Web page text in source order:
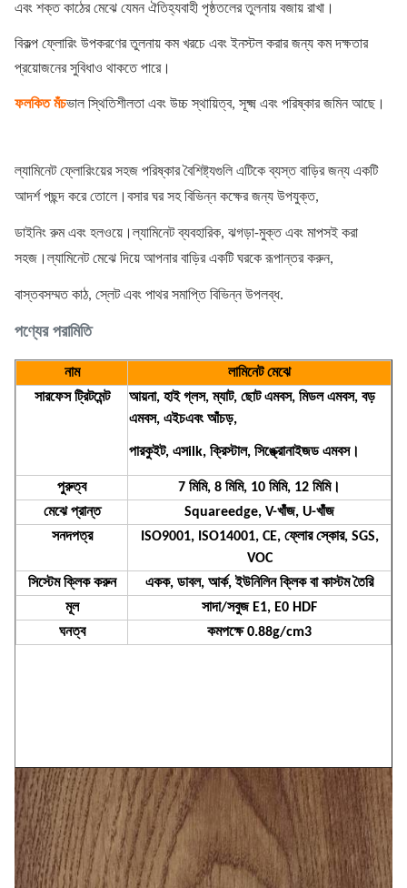
এবং শক্ত কাঠের মেঝে যেমন ঐতিহ্যবাহী পৃষ্ঠতলের তুলনায় বজায় রাখা।
বিকল্প ফ্লোরিং উপকরণের তুলনায় কম খরচে এবং ইনস্টল করার জন্য কম দক্ষতার
প্রয়োজনের সুবিধাও থাকতে পারে।
ফলকিত মঁচভাল স্থিতিশীলতা এবং উচ্চ স্থায়িত্ব, সূক্ষ্ম এবং পরিষ্কার জমিন আছে।
ল্যামিনেট ফ্লোরিংয়ের সহজ পরিষ্কার বৈশিষ্ট্যগুলি এটিকে ব্যস্ত বাড়ির জন্য একটি
আদর্শ পছন্দ করে তোলে।বসার ঘর সহ বিভিন্ন কক্ষের জন্য উপযুক্ত,
ডাইনিং রুম এবং হলওয়ে।ল্যামিনেট ব্যবহারিক, ঝগড়া-মুক্ত এবং মাপসই করা
সহজ।ল্যামিনেট মেঝে দিয়ে আপনার বাড়ির একটি ঘরকে রূপান্তর করুন,
বাস্তবসম্মত কাঠ, স্লেট এবং পাথর সমাপ্তি বিভিন্ন উপলব্ধ.
পণ্যের পরামিতি
নাম
লামিনেট মেঝে
সারফেস ট্রিটমেন্ট
আয়না, হাই গ্লস, ম্যাট, ছোট এমবস, মিডল এমবস, বড়
এমবস, এইচএবং আঁচড়,
পারকুইট, এসilk, ক্রিস্টাল, সিঙ্ক্রোনাইজড এমবস।
পুরুত্ব
7 মিমি, 8 মিমি, 10 মিমি, 12 মিমি।
মেঝে প্রান্ত
Squareedge, V-খাঁজ, U-খাঁজ
সনদপত্র
ISO9001, ISO14001, CE, ফ্লোর স্কোর, SGS,
VOC
সিস্টেম ক্লিক করুন
একক, ডাবল, আর্ক, ইউনিলিন ক্লিক বা কাস্টম তৈরি
মূল
সাদা/সবুজ E1, E0 HDF
ঘনত্ব
কমপক্ষে 0.88g/cm3